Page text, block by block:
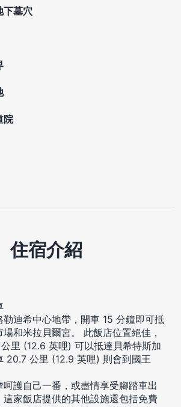
下墓穴
院
住宿介紹
迪希中心地帶，開車 15 分鐘即可抵
和米拉貝爾宮。 此飯店位置絕佳，
里 (12.6 英哩) 可以抵達貝希特斯加
20.7 公里 (12.9 英哩) 則會到國王
護自己一番，或盡情享受腳踏車出
家飯店提供的其他設施還包括免費